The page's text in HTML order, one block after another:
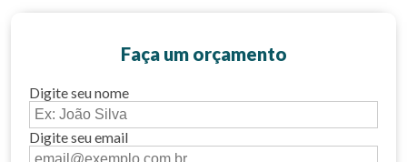
Faça um orçamento
Digite seu nome
Digite seu email